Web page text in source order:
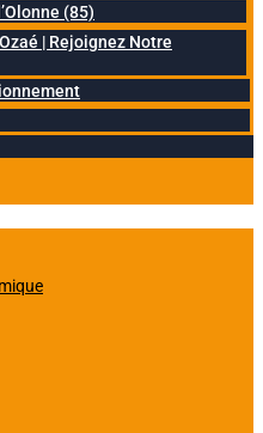
(85)
| Rejoignez Notre